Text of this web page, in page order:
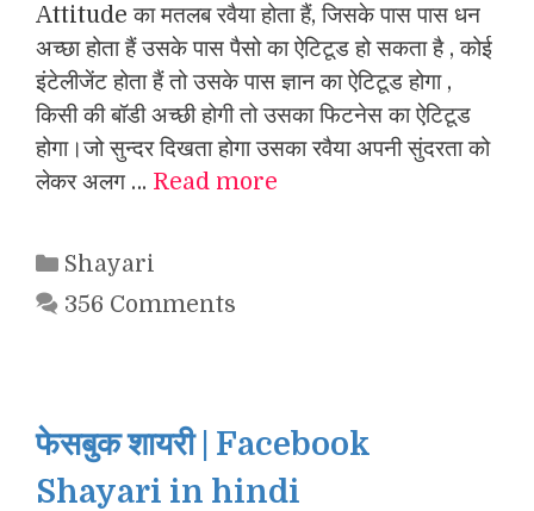
Attitude का मतलब रवैया होता हैं, जिसके पास पास धन
अच्छा होता हैं उसके पास पैसो का ऐटिटूड हो सकता है , कोई
इंटेलीजेंट होता हैं तो उसके पास ज्ञान का ऐटिटूड होगा ,
किसी की बॉडी अच्छी होगी तो उसका फिटनेस का ऐटिटूड
होगा।जो सुन्दर दिखता होगा उसका रवैया अपनी सुंदरता को
लेकर अलग … Read more
Categories
Shayari
356 Comments
फेसबुक शायरी | Facebook
Shayari in hindi